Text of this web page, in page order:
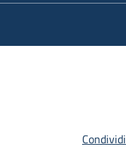
Condividi